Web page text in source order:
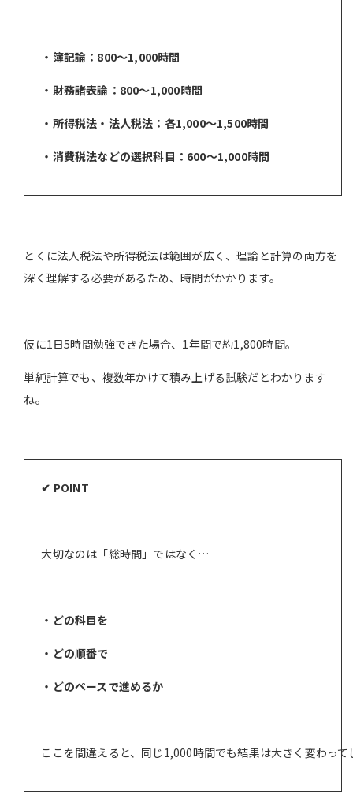
・簿記論：800〜1,000時間
・財務諸表論：800〜1,000時間
・所得税法・法人税法：各1,000〜1,500時間
・消費税法などの選択科目：600〜1,000時間
とくに法人税法や所得税法は範囲が広く、理論と計算の両方を
深く理解する必要があるため、時間がかかります。
仮に1日5時間勉強できた場合、1年間で約1,800時間。
単純計算でも、複数年かけて積み上げる試験だとわかります
ね。
✔ POINT
大切なのは「総時間」ではなく…
・どの科目を
・どの順番で
・どのペースで進めるか
ここを間違えると、同じ1,000時間でも結果は大きく変わって